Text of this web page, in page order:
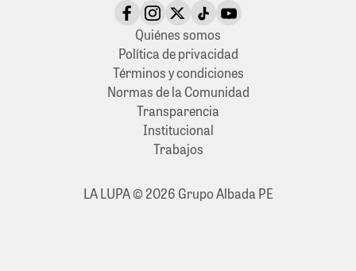
Quiénes somos
Política de privacidad
Términos y condiciones
Normas de la Comunidad
Transparencia
Institucional
Trabajos
LA LUPA © 2026 Grupo Albada PE